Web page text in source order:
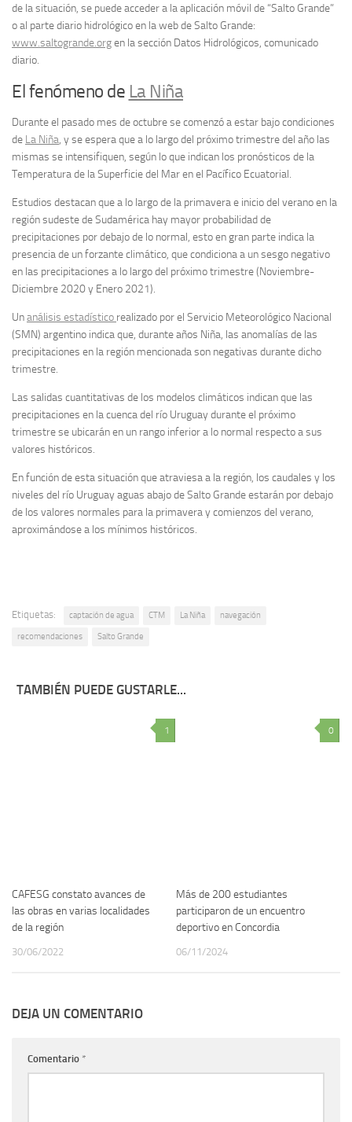
de la situación, se puede acceder a la aplicación móvil de “Salto Grande”
o al parte diario hidrológico en la web de Salto Grande:
www.saltogrande.orgen la sección Datos Hidrológicos, comunicado
diario.
El fenómeno de La Niña
Durante el pasado mes de octubre se comenzó a estar bajo condiciones
de La Niña, y se espera que a lo largo del próximo trimestre del año las
mismas se intensifiquen, según lo que indican los pronósticos de la
Temperatura de la Superficie del Mar en el Pacífico Ecuatorial.
Estudios destacan que a lo largo de la primavera e inicio del verano en la
región sudeste de Sudamérica hay mayor probabilidad de
precipitaciones por debajo de lo normal, esto en gran parte indica la
presencia de un forzante climático, que condiciona a un sesgo negativo
en las precipitaciones a lo largo del próximo trimestre (Noviembre-
Diciembre 2020 y Enero 2021).
Unanálisis estadístico realizado por el Servicio Meteorológico Nacional
(SMN) argentino indica que, durante años Niña, las anomalías de las
precipitaciones en la región mencionada son negativas durante dicho
trimestre.
Las salidas cuantitativas de los modelos climáticos indican que las
precipitaciones en la cuenca del río Uruguay durante el próximo
trimestre se ubicarán en un rango inferior a lo normal respecto a sus
valores históricos.
En función de esta situación que atraviesa a la región, los caudales y los
niveles del río Uruguay aguas abajo de Salto Grande estarán por debajo
de los valores normales para la primavera y comienzos del verano,
aproximándose a los mínimos históricos.
Etiquetas: captación de agua CTM La Niña navegación
recomendaciones Salto Grande
TAMBIÉN PUEDE GUSTARLE...
1
CAFESG constato avances de
las obras en varias localidades
de la región
30/06/2022
0
Más de 200 estudiantes
participaron de un encuentro
deportivo en Concordia
06/11/2024
DEJA UN COMENTARIO
Comentario *